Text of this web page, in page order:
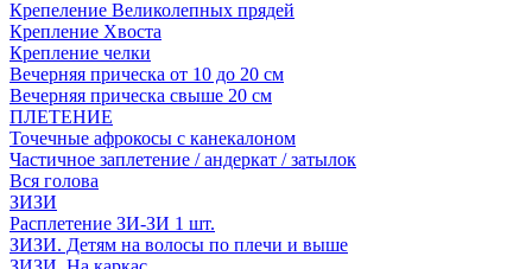
Крепеление Великолепных прядей
Крепление Хвоста
Крепление челки
Вечерняя прическа от 10 до 20 см
Вечерняя прическа свыше 20 см
ПЛЕТЕНИЕ
Точечные афрокосы с канекалоном
Частичное заплетение / андеркат / затылок
Вся голова
ЗИЗИ
Расплетение ЗИ-ЗИ 1 шт.
ЗИЗИ. Детям на волосы по плечи и выше